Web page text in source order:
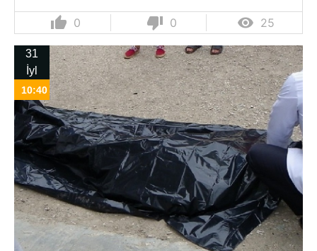
thumb_up 0 thumb_down 0  25
31
İyl
10:40